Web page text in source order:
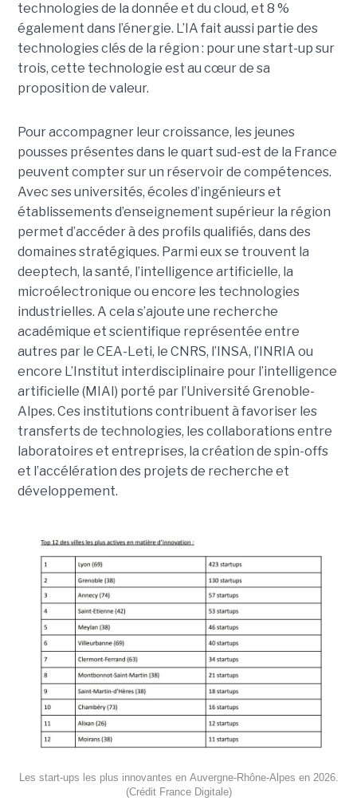
technologies de la donnée et du cloud, et 8 %
également dans l’énergie. L’IA fait aussi partie des
technologies clés de la région : pour une start-up sur
trois, cette technologie est au cœur de sa
proposition de valeur.
Pour accompagner leur croissance, les jeunes
pousses présentes dans le quart sud-est de la France
peuvent compter sur un réservoir de compétences.
Avec ses universités, écoles d’ingénieurs et
établissements d’enseignement supérieur la région
permet d’accéder à des profils qualifiés, dans des
domaines stratégiques. Parmi eux se trouvent la
deeptech, la santé, l’intelligence artificielle, la
microélectronique ou encore les technologies
industrielles. A cela s’ajoute une recherche
académique et scientifique représentée entre
autres par le CEA-Leti, le CNRS, l’INSA, l’INRIA ou
encore L’Institut interdisciplinaire pour l’intelligence
artificielle (MIAI) porté par l’Université Grenoble-
Alpes. Ces institutions contribuent à favoriser les
transferts de technologies, les collaborations entre
laboratoires et entreprises, la création de spin-offs
et l’accélération des projets de recherche et
développement.
Les start-ups les plus innovantes en Auvergne-Rhône-Alpes en 2026.
(Crédit France Digitale)